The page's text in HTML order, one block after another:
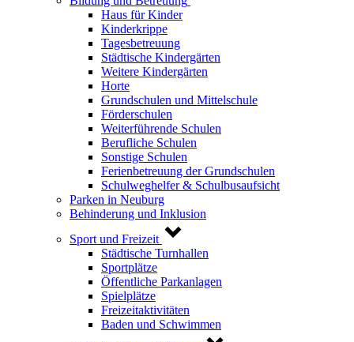
Haus für Kinder
Kinderkrippe
Tagesbetreuung
Städtische Kindergärten
Weitere Kindergärten
Horte
Grundschulen und Mittelschule
Förderschulen
Weiterführende Schulen
Berufliche Schulen
Sonstige Schulen
Ferienbetreuung der Grundschulen
Schulweghelfer & Schulbusaufsicht
Parken in Neuburg
Behinderung und Inklusion
Sport und Freizeit
Städtische Turnhallen
Sportplätze
Öffentliche Parkanlagen
Spielplätze
Freizeitaktivitäten
Baden und Schwimmen